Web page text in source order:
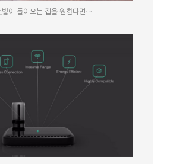
빛이 들어오는 집을 원한다면…